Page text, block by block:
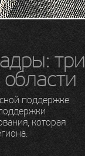
три
поддержке
которая